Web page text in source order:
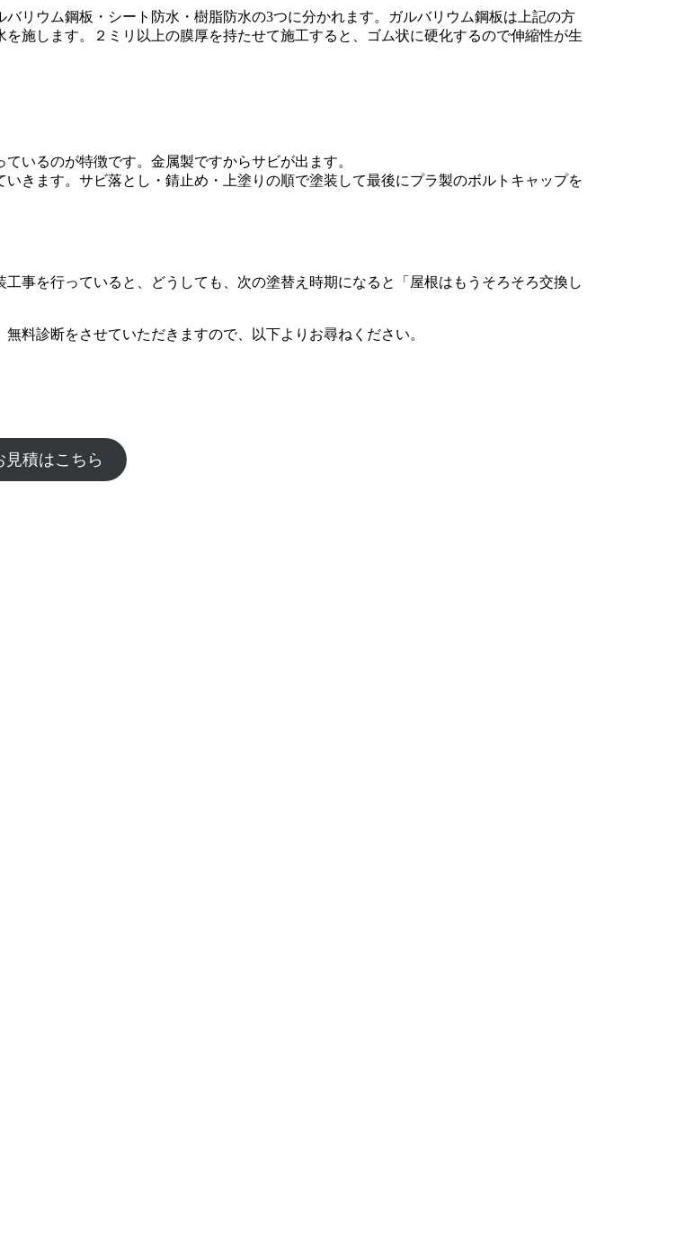
リウム鋼板・シート防水・樹脂防水の3つに分かれます。ガルバリウム鋼板は上記の方
施します。２ミリ以上の膜厚を持たせて施工すると、ゴム状に硬化するので伸縮性が生
いるのが特徴です。金属製ですからサビが出ます。
きます。サビ落とし・錆止め・上塗りの順で塗装して最後にプラ製のボルトキャップを
事を行っていると、どうしても、次の塗替え時期になると「屋根はもうそろそろ交換し
料診断をさせていただきますので、以下よりお尋ねください。
見積はこちら